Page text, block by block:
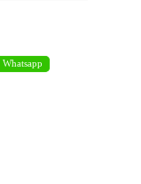
Whatsapp